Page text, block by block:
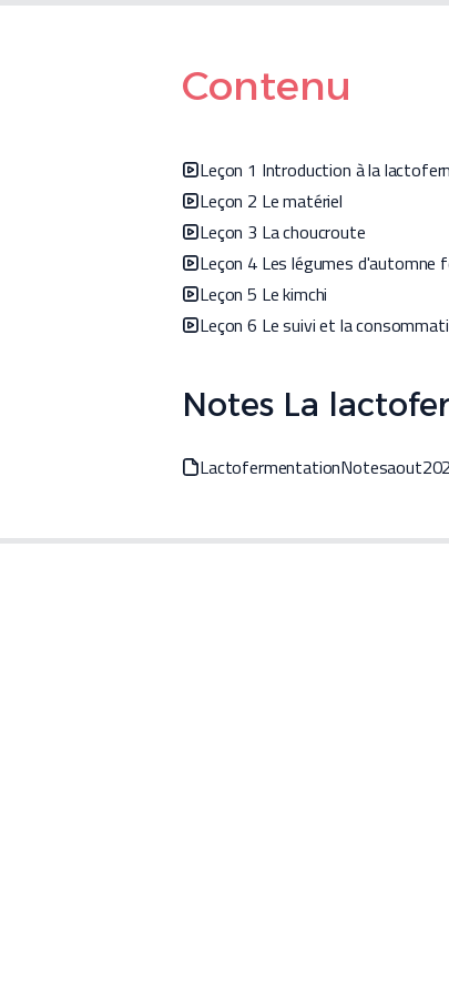
Contenu
Leçon 1 Introduction à la
Leçon 2 Le matériel
Leçon 3 La choucroute
Leçon 4 Les légumes d'automne
Leçon 5 Le kimchi
Leçon 6 Le suivi et la
Notes La